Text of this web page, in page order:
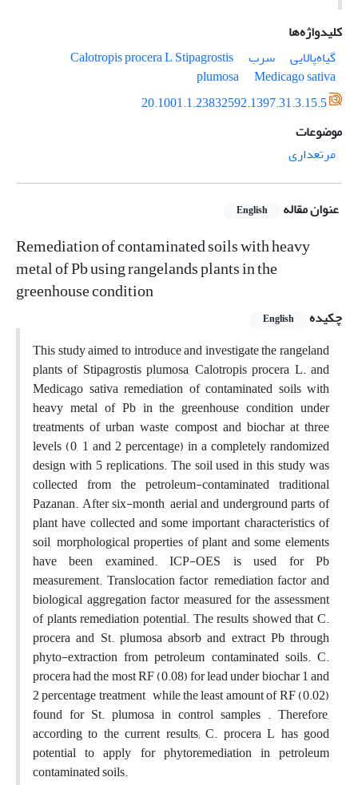
کلیدواژه‌ها
گیاه‌پالایی
سرب Calotropis procera LStipagrostis
plumosa
Medicago sativa
20.1001.1.23832592.1397.31.3.15.5
موضوعات
مرتعداری
عنوان مقاله English
Remediation of contaminated soils with heavy
metal of Pb using rangelands plants in the
greenhouse condition
چکیده English
This study aimed to introduce and investigate the rangeland
plants of Stipagrostis plumosa, Calotropis procera L. and
Medicago sativa remediation of contaminated soils with
heavy metal of Pb in the greenhouse condition under
treatments of urban waste compost and biochar at three
levels (0, 1 and 2 percentage) in a completely randomized
design with 5 replications. The soil used in this study was
collected from the petroleum-contaminated traditional
Pazanan. After six-month, aerial and underground parts of
plant have collected and some important characteristics of
soil, morphological properties of plant and some elements
have been examined. ICP-OES is used for Pb
measurement. Translocation factor, remediation factor and
biological aggregation factor measured for the assessment
of plants remediation potential. The results showed that C.
procera and St. plumosa absorb and extract Pb through
phyto-extraction from petroleum contaminated soils. C.
procera had the most RF (0.08) for lead under biochar 1 and
2 percentage treatment , while the least amount of RF (0.02)
found for St. plumosa in control samples . Therefore,
according to the current results; C. procera L has good
potential to apply for phytoremediation in petroleum
contaminated soils.